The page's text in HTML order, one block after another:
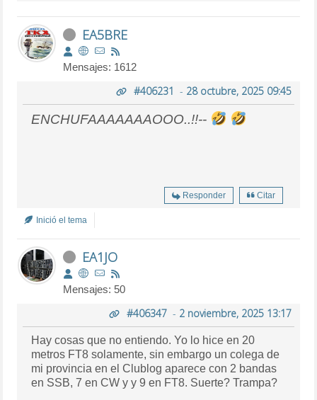
EA5BRE
Mensajes: 1612
#406231 - 28 octubre, 2025 09:45
ENCHUFAAAAAAAOOO..!!--
Responder Citar
Inició el tema
EA1JO
Mensajes: 50
#406347- 2 noviembre, 2025 13:17
Hay cosas que no entiendo. Yo lo hice en 20
metros FT8 solamente, sin embargo un colega de
mi provincia en el Clublog aparece con 2 bandas
en SSB, 7 en CW y y 9 en FT8. Suerte? Trampa?